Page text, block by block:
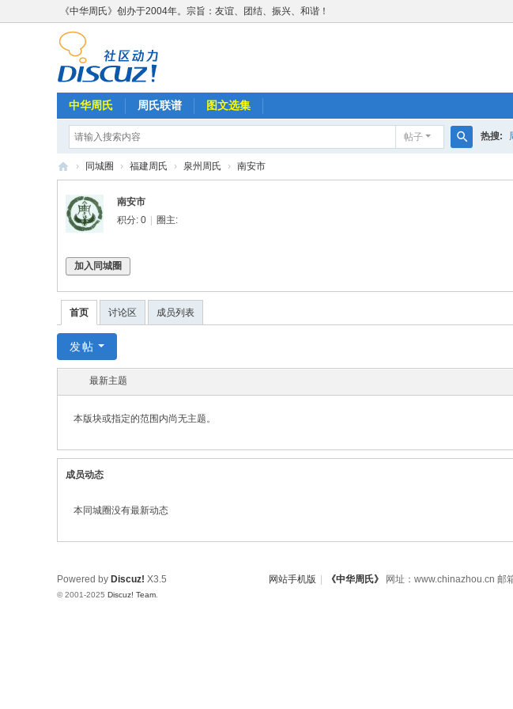
《中华周氏》创办于2004年。宗旨：友谊、团结、振兴、和谐！
中华周氏 周氏联谱 图文选集
帖子
索
热搜:
中
华
周
》
w
w.
ch
：
› 同城圈 › 福建周氏 › 泉州周氏 › 南安市
南安市
积分: 0 圈主:
加入同城圈
首页 讨论区 成员列表
发帖
最新主题
本版块或指定的范围内尚无主题。
成员动态
本同城圈没有最新动态
网站手机版 《中华周氏》 网址：www.chinazhou.cn 邮
Powered by Discuz! X3.5
© 2001-2025 Discuz! Team